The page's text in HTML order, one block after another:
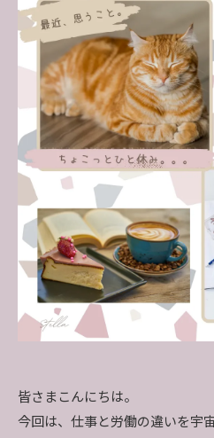
皆さまこんにちは。
今回は、仕事と労働の違いを宇